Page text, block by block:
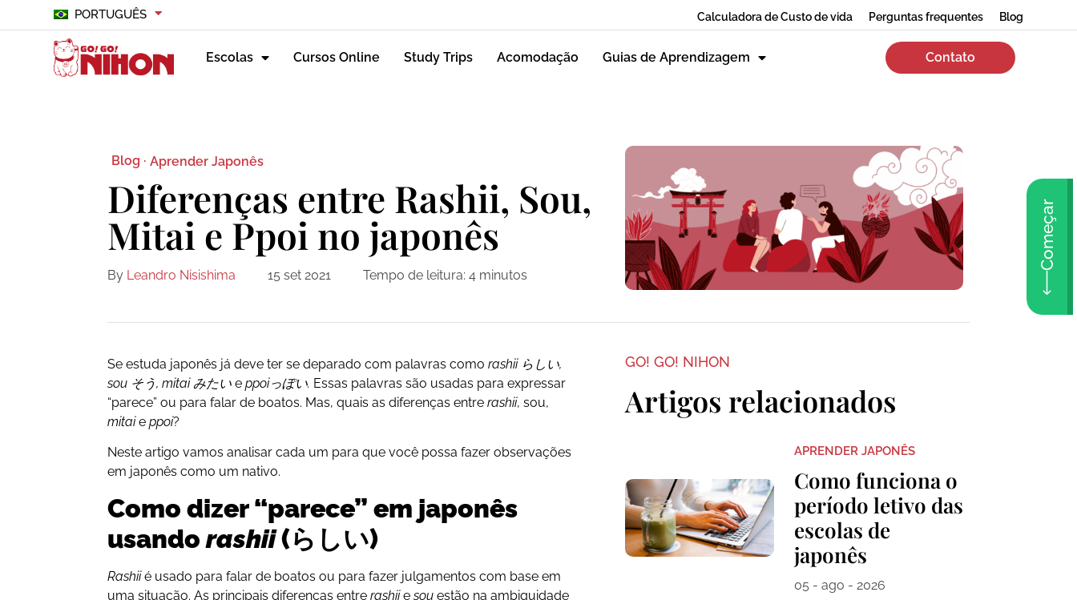
PORTUGUÊS Calculadora de Custo de vida Perguntas frequentes Blog
Escolas Cursos Online Study Trips Acomodação Guias de Aprendizagem Contato
Começar
Blog · Aprender Japonês
Diferenças entre Rashii, Sou,
Mitai e Ppoi no japonês
By Leandro Nisishima 15 set 2021 Tempo de leitura: 4 minutos
Se estuda japonês já deve ter se deparado com palavras comorashii らしい,
sou そう, mitai みたいeppoiっぽい. Essas palavras são usadas para expressar
“parece” ou para falar de boatos. Mas, quais as diferenças entrerashii, sou,
mitaie ppoi?
Neste artigo vamos analisar cada um para que você possa fazer observações
em japonês como um nativo.
Como dizer “parece” em japonês
usandorashii(らしい)
Rashiié usado para falar de boatos ou para fazer julgamentos com base em
uma situação. As principais diferenças entrerashiiesou estão na ambiguidade
GO! GO! NIHON
Artigos relacionados
APRENDER JAPONÊS
Como funciona o
período letivo das
escolas de
japonês
05 - ago - 2026